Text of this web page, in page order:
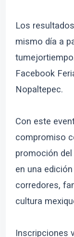
Los
mismo día a
Facebook
Nopaltepec.
Con este
compromiso
promoción
en una
corredores,
cultura
Inscripciones